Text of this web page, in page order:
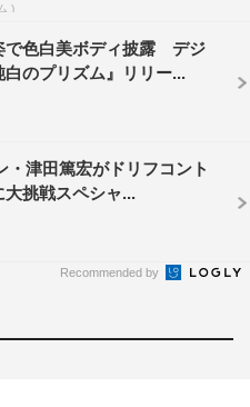
)
で色白美ボディ披露 デジ
のプリズム』リリー...
津田篤宏がドリフコント
挑戦スペシャ...
Recommended by